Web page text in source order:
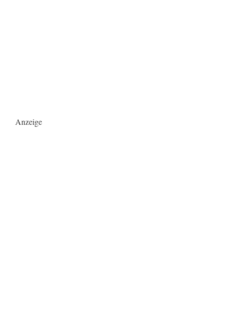
Anzeige